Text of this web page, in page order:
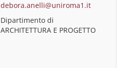
debora.anelli@uniroma1.it
Dipartimento di
ARCHITETTURA E PROGETTO